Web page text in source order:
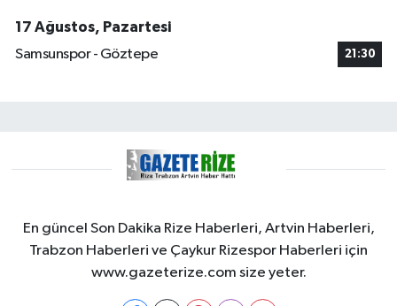
17 Ağustos, Pazartesi
Samsunspor - Göztepe
21:30
En güncel Son Dakika Rize Haberleri, Artvin Haberleri,
Trabzon Haberleri ve Çaykur Rizespor Haberleri için
www.gazeterize.com size yeter.